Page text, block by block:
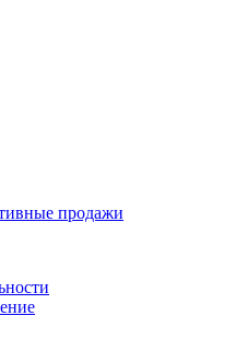
продажи